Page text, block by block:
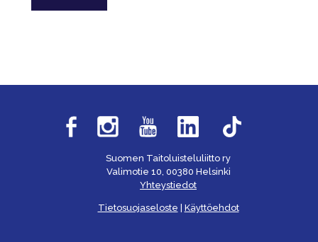
Suomen Taitoluisteluliitto ry
Valimotie 10, 00380 Helsinki
Yhteystiedot
Tietosuojaseloste Käyttöehdot